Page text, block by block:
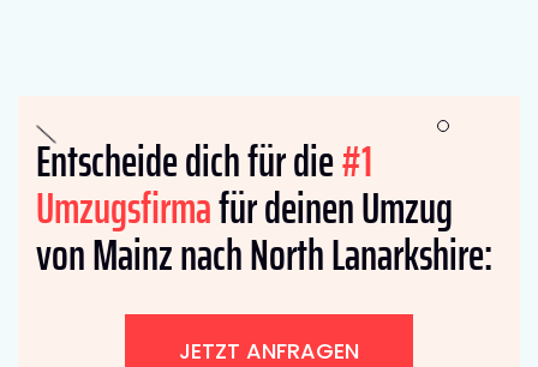
Entscheide dich für die#1
Umzugsfirmafür deinen Umzug
von Mainz nach North Lanarkshire:
JETZT ANFRAGEN